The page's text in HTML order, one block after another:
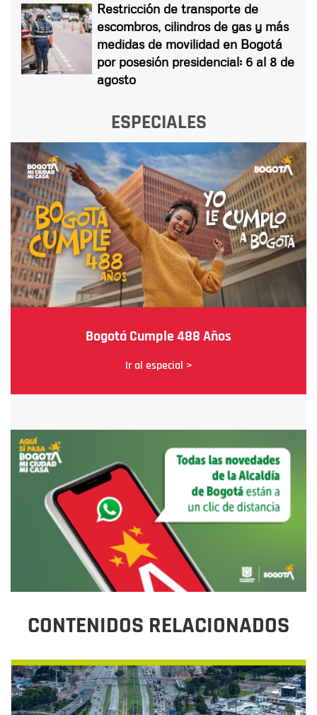
Restricción de transporte de
escombros, cilindros de gas y más
medidas de movilidad en Bogotá
por posesión presidencial: 6 al 8 de
agosto
ESPECIALES
Bogotá Cumple 488 Años
Ir al especial >
CONTENIDOS RELACIONADOS